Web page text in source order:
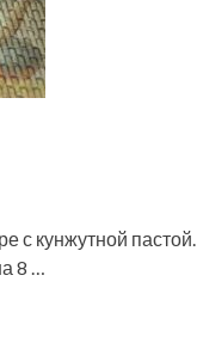
с кунжутной пастой.
8 …